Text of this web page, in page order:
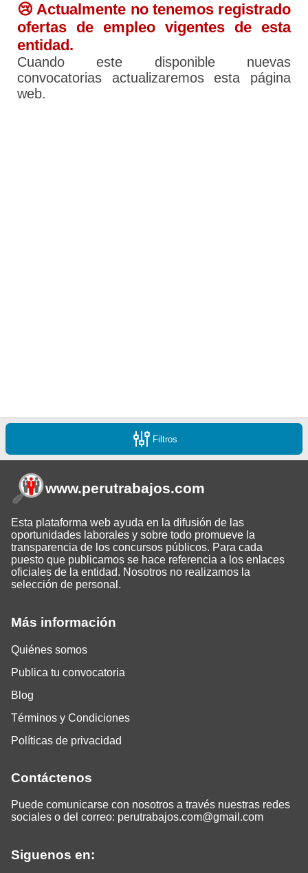
😢 Actualmente no tenemos registrado
ofertas de empleo vigentes de esta
entidad.
Cuando este disponible nuevas
convocatorias actualizaremos esta página
web.
Filtros
Más información
Quiénes somos
Publica tu convocatoria
Blog
Términos y Condiciones
Políticas de privacidad
Contáctenos
Puede comunicarse con nosotros a través nuestras redes
sociales o del correo: perutrabajos.com@gmail.com
Siguenos en:
www.perutrabajos.com
Esta plataforma web ayuda en la difusión de las
oportunidades laborales y sobre todo promueve la
transparencia de los concursos públicos. Para cada
puesto que publicamos se hace referencia a los enlaces
oficiales de la entidad. Nosotros no realizamos la
selección de personal.